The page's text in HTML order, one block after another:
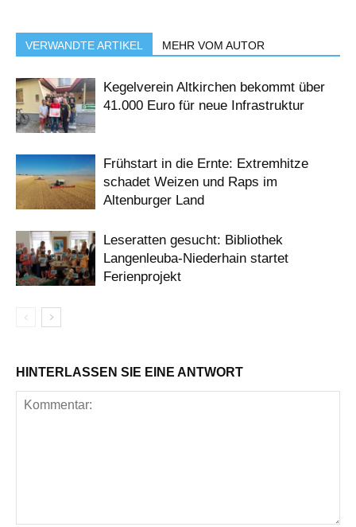
VERWANDTE ARTIKEL MEHR VOM AUTOR
Kegelverein Altkirchen bekommt über
41.000 Euro für neue Infrastruktur
Frühstart in die Ernte: Extremhitze
schadet Weizen und Raps im
Altenburger Land
Leseratten gesucht: Bibliothek
Langenleuba-Niederhain startet
Ferienprojekt
HINTERLASSEN SIE EINE ANTWORT